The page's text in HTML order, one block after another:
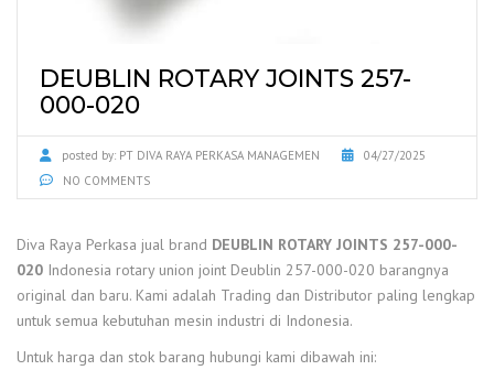
DEUBLIN ROTARY JOINTS 257-
000-020
posted by: PT DIVA RAYA PERKASA MANAGEMEN
04/27/2025
NO COMMENTS
Diva Raya Perkasa jual brand DEUBLIN ROTARY JOINTS 257-000-
020 Indonesia rotary union joint Deublin 257-000-020 barangnya
original dan baru. Kami adalah Trading dan Distributor paling lengkap
untuk semua kebutuhan mesin industri di Indonesia.
Untuk harga dan stok barang hubungi kami dibawah ini: